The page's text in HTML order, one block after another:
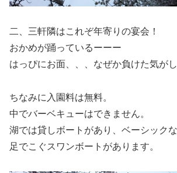
二、三軒隣はこれぞ年寄りの宴会！
おかめが踊っているーーー
はっぴにお面、、、なぜか負けた気がし
ちなみに入園料は無料。
中でバーベキューはできません。
湖では貸しボートがあり、ベーシック
足でこぐスワンボートがあります。